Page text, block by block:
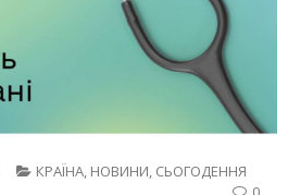
КРАЇНА, НОВИНИ, СЬОГОДЕННЯ